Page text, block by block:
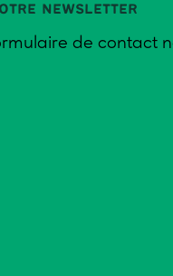
newsletter
de contact
et territorial
(CCP), afin
l’alimentation.